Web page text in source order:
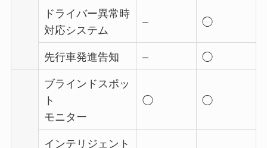
ドライバー異常時
対応システム
– ◯
先行車発進告知 – ◯
ブラインドスポッ
ト
モニター
◯ ◯
インテリジェント